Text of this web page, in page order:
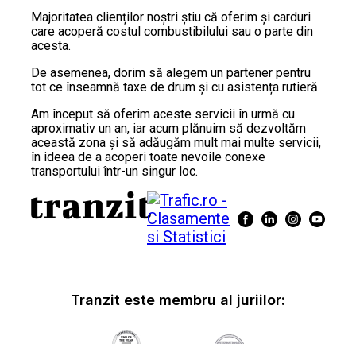
Majoritatea clienților noștri știu că oferim și carduri
care acoperă costul combustibilului sau o parte din
acesta.
De asemenea, dorim să alegem un partener pentru
tot ce înseamnă taxe de drum și cu asistența rutieră.
Am început să oferim aceste servicii în urmă cu
aproximativ un an, iar acum plănuim să dezvoltăm
această zona și să adăugăm mult mai multe servicii,
în ideea de a acoperi toate nevoile conexe
transportului într-un singur loc.
Tranzit este membru al juriilor: